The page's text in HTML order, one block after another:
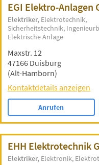
EGI Elektro-Anlagen
Elektriker Elektrotechnik
Sicherheitstechnik
Elektrische Anlage
Maxstr. 12
47166 Duisburg
(Alt-Hamborn)
Kontaktdetails anzeigen
Anrufen
EHH Elektrotechnik
Elektriker Elektronik